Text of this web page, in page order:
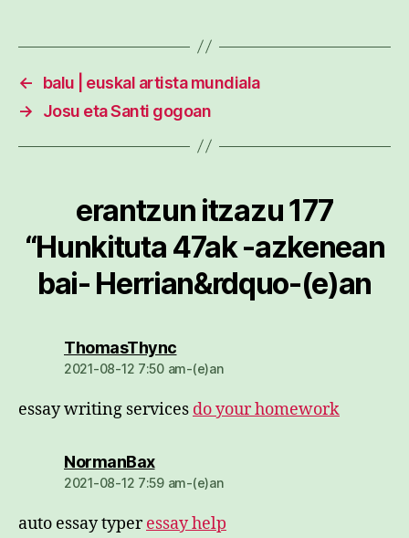
←
balu | euskal artista mundiala
→
Josu eta Santi gogoan
erantzun itzazu 177
“Hunkituta 47ak -azkenean
bai- Herrian&rdquo-(e)an
ThomasThyncdio:
2021-08-12 7:50 am-(e)an
essay writing services do your homework
NormanBaxdio:
2021-08-12 7:59 am-(e)an
auto essay typeressay help